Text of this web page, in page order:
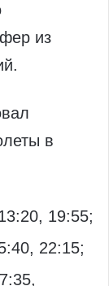
из
в
19:55;
22:15;